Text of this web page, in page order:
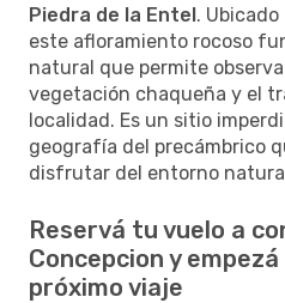
Piedra de la Entel. Ubicado
este afloramiento rocoso
natural que permite
vegetación chaqueña y el
localidad. Es un sitio
geografía del precámbrico
disfrutar del entorno
Reservá tu vuelo a
Concepcion y
próximo viaje